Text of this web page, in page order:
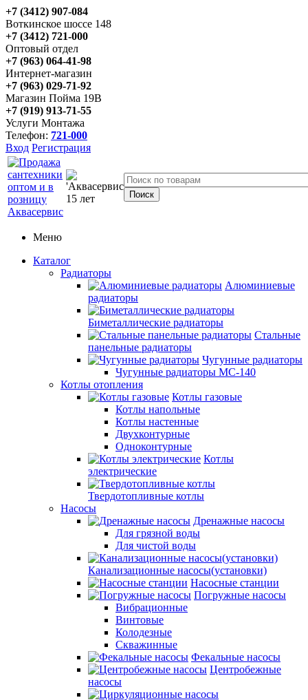
+7 (3412) 907-084
Воткинское шоссе 148
+7 (3412) 721-000
Оптовый отдел
+7 (963) 064-41-98
Интернет-магазин
+7 (963) 029-71-92
Магазин Пойма 19В
+7 (919) 913-71-55
Услуги Монтажа
Телефон: 721-000
Вход Регистрация
Меню
Каталог
Радиаторы
Алюминиевые
радиаторы
Биметаллические радиаторы
Стальные
панельные радиаторы
Чугунные радиаторы
Чугунные радиаторы МС-140
Котлы отопления
Котлы газовые
Котлы напольные
Котлы настенные
Двухконтурные
Одноконтурные
Котлы
электрические
Твердотопливные котлы
Насосы
Дренажные насосы
Для грязной воды
Для чистой воды
Канализационные насосы(установки)
Насосные станции
Погружные насосы
Вибрационные
Винтовые
Колодезные
Скважинные
Фекальные насосы
Центробежные
насосы